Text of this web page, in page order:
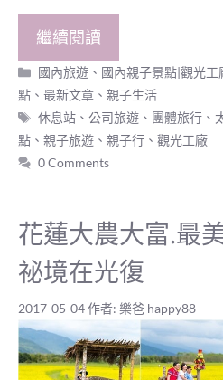
繼續閱讀
分
類
國內旅遊 、 國內親子景點|觀光工
點 、 最新文章 、 親子生活
標
籤
休息站 、公司旅遊 、 團體旅行 、
點 、 親子旅遊 、 親子行 、 觀光工廠
0 Comments
花蓮大農大富.最
祕境在光復
2017-05-04作者: 樂爸 happy88